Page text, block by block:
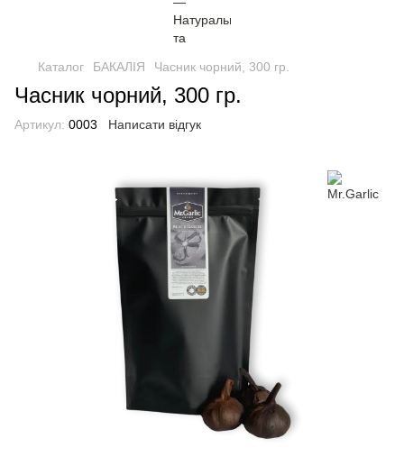
Каталог БАКАЛІЯ Часник чорний, 300 гр.
Часник чорний, 300 гр.
Артикул: 0003 Написати відгук